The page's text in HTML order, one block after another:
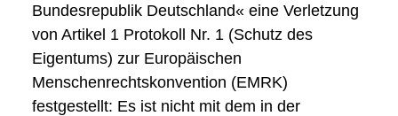
Bundesrepublik Deutschland« eine Verletzung
von Artikel 1 Protokoll Nr. 1 (Schutz des
Eigentums) zur Europäischen
Menschenrechtskonvention (EMRK)
festgestellt: Es ist nicht mit dem in der